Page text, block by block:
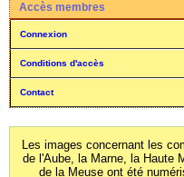
Accès membres
Connexion
Conditions d'accès
Contact
Les images concernant les
de l'Aube, la Marne, la Haute
de la Meuse ont été